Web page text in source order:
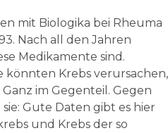
mit Biologika bei Rheuma
Nach all den Jahren
Medikamente sind.
könnten Krebs verursachen,
im Gegenteil. Gegen
Gute Daten gibt es hier
und Krebs der so